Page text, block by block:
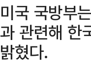
미국 국방부
과 관련해 한
밝혔다.